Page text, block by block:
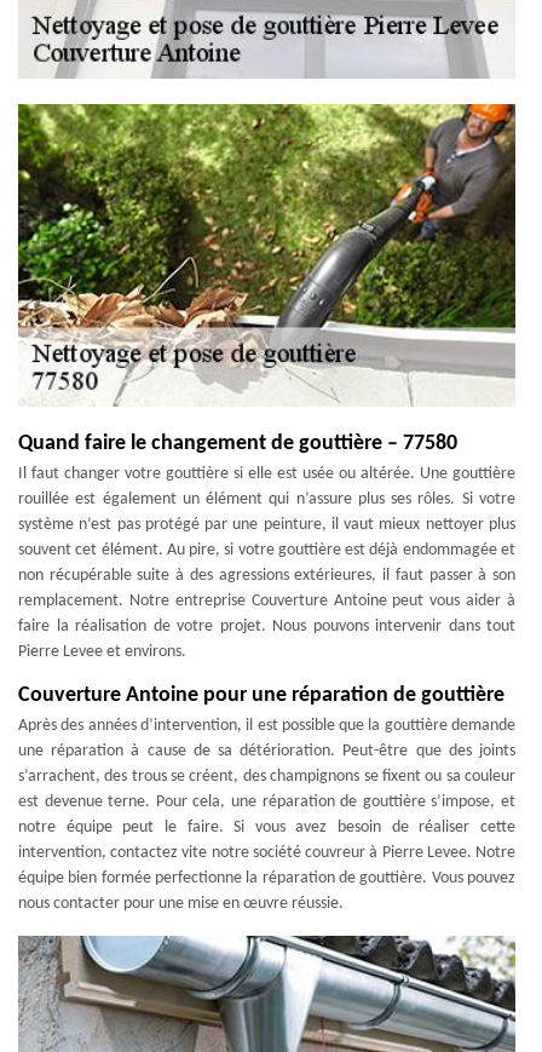
Quand faire le changement de gouttière – 77580
Il faut changer votre gouttière si elle est usée ou altérée. Une gouttière
rouillée est également un élément qui n’assure plus ses rôles. Si votre
système n’est pas protégé par une peinture, il vaut mieux nettoyer plus
souvent cet élément. Au pire, si votre gouttière est déjà endommagée et
non récupérable suite à des agressions extérieures, il faut passer à son
remplacement. Notre entreprise Couverture Antoine peut vous aider à
faire la réalisation de votre projet. Nous pouvons intervenir dans tout
Pierre Levee et environs.
Couverture Antoine pour une réparation de gouttière
Après des années d’intervention, il est possible que la gouttière demande
une réparation à cause de sa détérioration. Peut-être que des joints
s’arrachent, des trous se créent, des champignons se fixent ou sa couleur
est devenue terne. Pour cela, une réparation de gouttière s’impose, et
notre équipe peut le faire. Si vous avez besoin de réaliser cette
intervention, contactez vite notre société couvreur à Pierre Levee. Notre
équipe bien formée perfectionne la réparation de gouttière. Vous pouvez
nous contacter pour une mise en œuvre réussie.